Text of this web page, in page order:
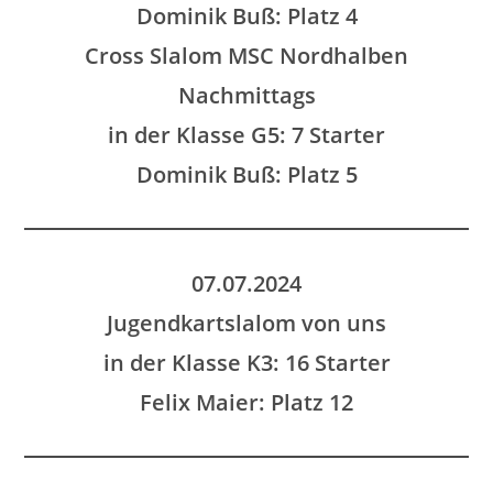
Dominik Buß: Platz 4
Cross Slalom MSC Nordhalben
Nachmittags
in der Klasse G5: 7 Starter
Dominik Buß: Platz 5
07.07.2024
Jugendkartslalom von uns
in der Klasse K3: 16 Starter
Felix Maier: Platz 12